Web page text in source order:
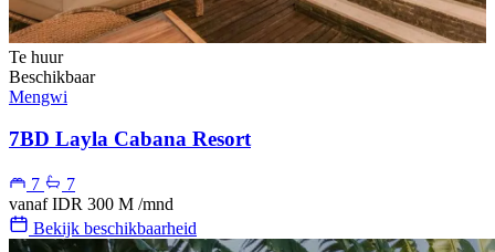
Te huur
Beschikbaar
Mengwi
7BD Layla Cabana Resort
7
7
vanaf IDR 300 M /mnd
Bekijk beschikbaarheid